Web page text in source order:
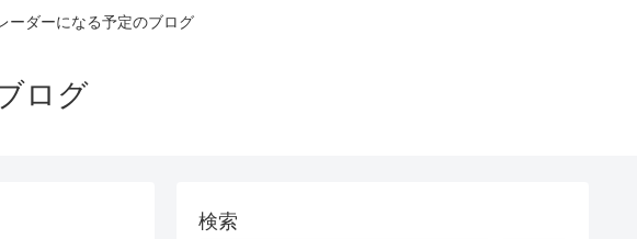
ーダーになる予定のブログ
ログ
検索